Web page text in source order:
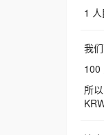
1
我
100
所